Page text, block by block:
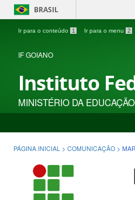
BRASIL
Ir para o conteúdo 1 Ir para o menu 2
IF GOIANO
Instituto
MINISTÉRIO DA EDUCAÇÃO
PÁGINA INICIAL > COMUNICAÇÃO >